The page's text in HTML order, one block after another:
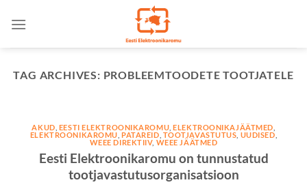
TAG ARCHIVES: PROBLEEMTOODETE TOOTJATELE
AKUD EESTI ELEKTROONIKAROMU ,ELEKTROONIKAJÄÄTMED
ELEKTROONIKAROMU ,PATAREID TOOTJAVASTUTUS UUDISED
WEEE DIREKTIIV, WEEE JÄÄTMED
Eesti Elektroonikaromu on tunnustatud
tootjavastutusorganisatsioon